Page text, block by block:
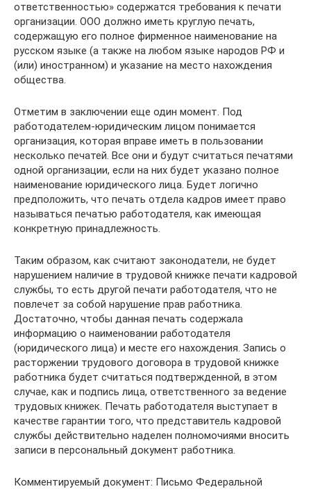
ответственностью» содержатся требования к печати
организации. ООО должно иметь круглую печать,
содержащую его полное фирменное наименование на
русском языке (а также на любом языке народов РФ и
(или) иностранном) и указание на место нахождения
общества.
Отметим в заключении еще один момент. Под
работодателем-юридическим лицом понимается
организация, которая вправе иметь в пользовании
несколько печатей. Все они и будут считаться печатями
одной организации, если на них будет указано полное
наименование юридического лица. Будет логично
предположить, что печать отдела кадров имеет право
называться печатью работодателя, как имеющая
конкретную принадлежность.
Таким образом, как считают законодатели, не будет
нарушением наличие в трудовой книжке печати кадровой
службы, то есть другой печати работодателя, что не
повлечет за собой нарушение прав работника.
Достаточно, чтобы данная печать содержала
информацию о наименовании работодателя
(юридического лица) и месте его нахождения. Запись о
расторжении трудового договора в трудовой книжке
работника будет считаться подтвержденной, в этом
случае, как и подпись лица, ответственного за ведение
трудовых книжек. Печать работодателя выступает в
качестве гарантии того, что представитель кадровой
службы действительно наделен полномочиями вносить
записи в персональный документ работника.
Комментируемый документ: Письмо Федеральной